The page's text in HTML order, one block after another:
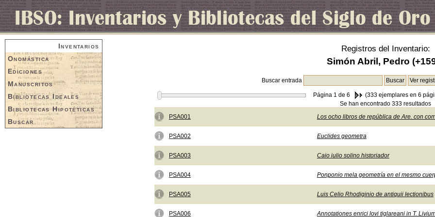
Inventarios
Onomástica
Ediciones
Manuscritos
Bibliotecas Ideales
Bibliotecas Hipotéticas
Buscar
Registros del Inventario:
Simón Abril, Pedro
Buscar entrada
Página 1 de 6
(333 ejemplares en 6
Se han encontrado 333 resultados
PSA001
Los ocho libros de república de Are. con
PSA002 Euclides geometra
PSA003 Caio iulio solino historiador
PSA004 Ponponio mela geometría en el mesmo
PSA005 Luis Celio Rhodiginio de antiquii lectionibus
PSA006 Annotationes enrici lovi tiglareani in T.